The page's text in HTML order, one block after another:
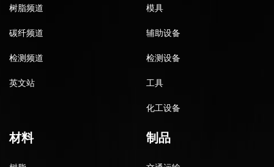
树脂频道
碳纤频道
检测频道
英文站
模具
辅助设备
检测设备
工具
化工设备
材料 制品